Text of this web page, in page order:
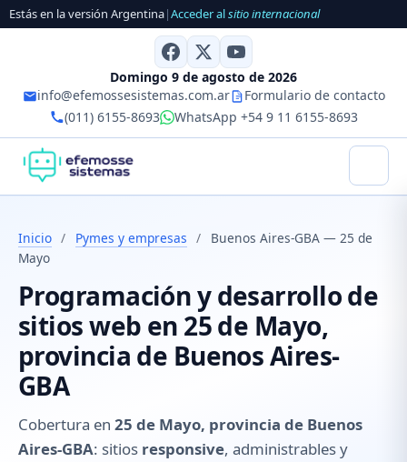
Estás en la versión Argentina|Acceder alsitio internacional
Domingo 9 de agosto de 2026
info@efemossesistemas.com.ar
Formulario de contacto
(011) 6155-8693
WhatsApp +54 9 11 6155-8693
Inicio / Pymes y empresas /
Buenos Aires-GBA — 25 de
Mayo
Programación y desarrollo de
sitios web en 25 de Mayo,
provincia de Buenos Aires-
GBA
Cobertura en 25 de Mayo, provincia de Buenos
Aires-GBA: sitios responsive, administrables y